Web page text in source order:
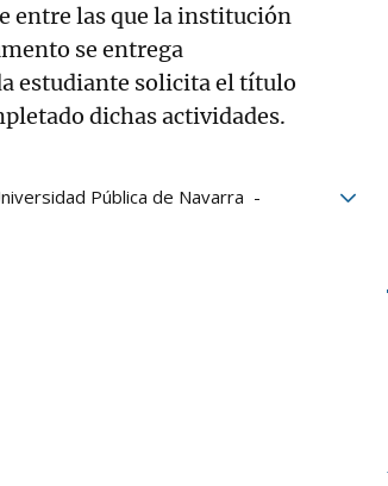
entre las que la institución
se entrega
estudiante solicita el título
dichas actividades.
Pública de Navarra